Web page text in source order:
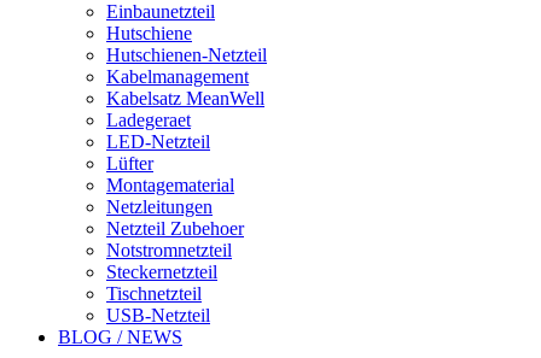
Einbaunetzteil
Hutschiene
Hutschienen-Netzteil
Kabelmanagement
Kabelsatz MeanWell
Ladegeraet
LED-Netzteil
Lüfter
Montagematerial
Netzleitungen
Netzteil Zubehoer
Notstromnetzteil
Steckernetzteil
Tischnetzteil
USB-Netzteil
BLOG / NEWS